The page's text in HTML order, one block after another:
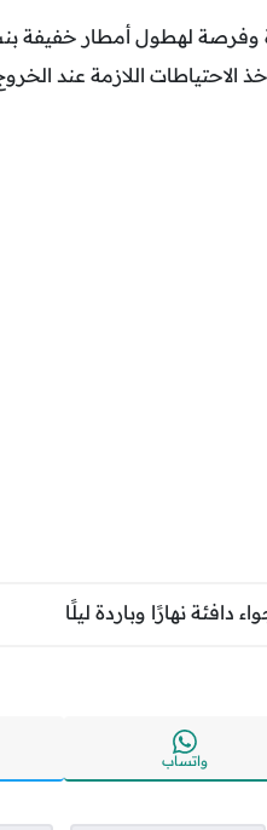
الاحتياطات اللازمة عند
واتساب